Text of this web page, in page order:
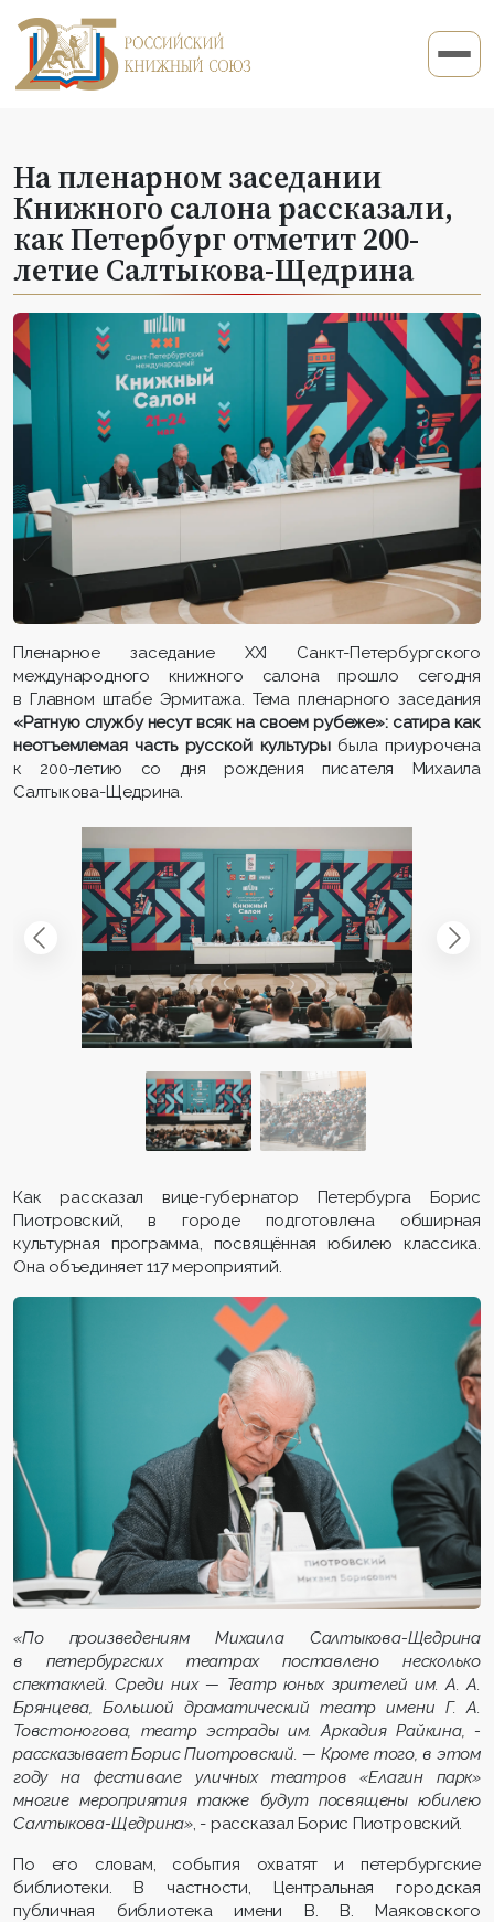
На пленарном заседании
Книжного салона рассказали,
как Петербург отметит 200-
летие Салтыкова-Щедрина
Пленарное заседание XXI Санкт-Петербургского
международного книжного салона прошло сегодня
в Главном штабе Эрмитажа. Тема пленарного заседания
«Ратную службу несут всяк на своем рубеже»: сатира как
неотъемлемая часть русской культуры была приурочена
к 200-летию со дня рождения писателя Михаила
Салтыкова-Щедрина.
Как рассказал вице-губернатор Петербурга Борис
Пиотровский, в городе подготовлена обширная
культурная программа, посвящённая юбилею классика.
Она объединяет 117 мероприятий.
«По произведениям Михаила Салтыкова-Щедрина
в петер­бур­гских театрах поставлено несколько
спектаклей. Среди них — Театр юных зрителей им. А. А.
Брянцева, Большой драматический театр имени Г. А.
Товстоногова, театр эстрады им. Аркадия Райкина, -
рассказывает Борис Пиотровский. — Кроме того, в этом
году на фестивале уличных театров «Елагин парк»
многие мероприятия также будут посвящены юбилею
Салтыкова-Щедрина», - рассказал Борис Пиотровский.
По его словам, события охватят и петербургские
библиотеки. В частности, Центральная городская
публичная библиотека имени В. В. Маяковского